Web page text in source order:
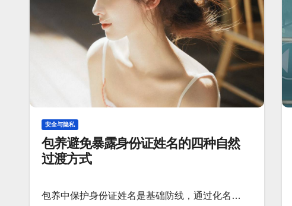
安全与隐私
包养避免暴露身份证姓名的四种自然
过渡方式
包养中保护身份证姓名是基础防线，通过化名…